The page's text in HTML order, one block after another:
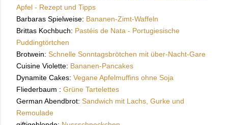
Apfel - Rezept und Tipps
Barbaras Spielweise: Bananen-Zimt-Waffeln
Brittas Kochbuch: Pastéis de Nata - Portugiesische
Puddingtörtchen
Brotwein: Schnelle Sonntagsbrötchen mit über-Nacht-Gare
Cuisine Violette: Bananen-Pancakes
Dynamite Cakes: Vegane Apfelmuffins ohne Soja
Fliederbaum : Grüne Tartelettes
German Abendbrot: Sandwich mit Lachs, Gurke und
Remoulade